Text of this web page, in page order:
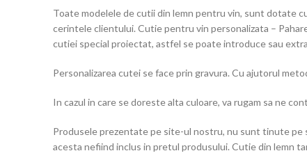
Toate modelele de cutii din lemn pentru vin, sunt dotate
cerintele clientului. Cutie pentru vin personalizata –
cutiei special proiectat, astfel se poate introduce sau
Personalizarea cutei se face prin gravura. Cu ajutorul
In cazul in care se doreste alta culoare, va rugam sa ne
Produsele prezentate pe site-ul nostru, nu sunt tinute pe
acesta nefiind inclus in pretul produsului. Cutie din lemn